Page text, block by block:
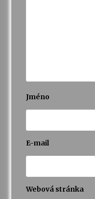
Jméno
E-mail
Webová stránka